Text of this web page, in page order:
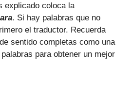
explicado coloca la
. Si hay palabras que no
el traductor. Recuerda
sentido completas como una
para obtener un mejor